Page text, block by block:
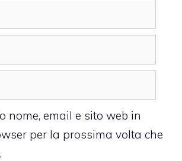
nome, email e sito web in
per la prossima volta che